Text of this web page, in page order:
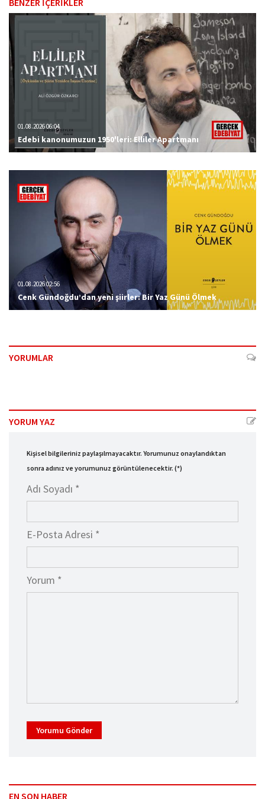
01.08.2026 06:04
Edebi kanonumuzun 1950'leri: Elliler Apartmanı
01.08.2026 02:56
Cenk Gündoğdu’dan yeni şiirler: Bir Yaz Günü Ölmek
YORUMLAR
YORUM YAZ
Kişisel bilgileriniz paylaşılmayacaktır. Yorumunuz onaylandıktan
sonra adınız ve yorumunuz görüntülenecektir. (*)
Adı Soyadı *
E-Posta Adresi *
Yorum *
Yorumu Gönder
EN SON HABER